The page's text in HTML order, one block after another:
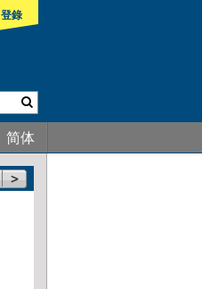
登錄
简体